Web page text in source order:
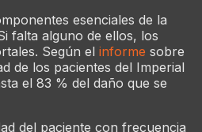
esenciales de la
falta alguno de ellos, los
Según el informe sobre
de los pacientes del Imperial
el 83 % del daño que se
del paciente con frecuencia